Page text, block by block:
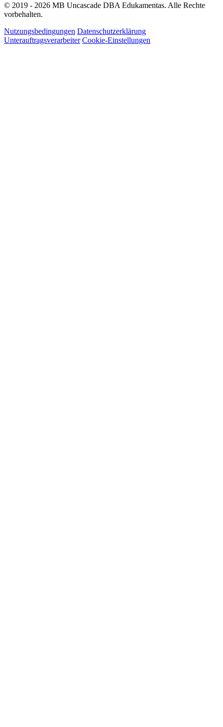
© 2019 - 2026 MB Uncascade DBA Edukamentas. Alle Rechte
vorbehalten.
Nutzungsbedingungen Datenschutzerklärung
Unterauftragsverarbeiter Cookie-Einstellungen